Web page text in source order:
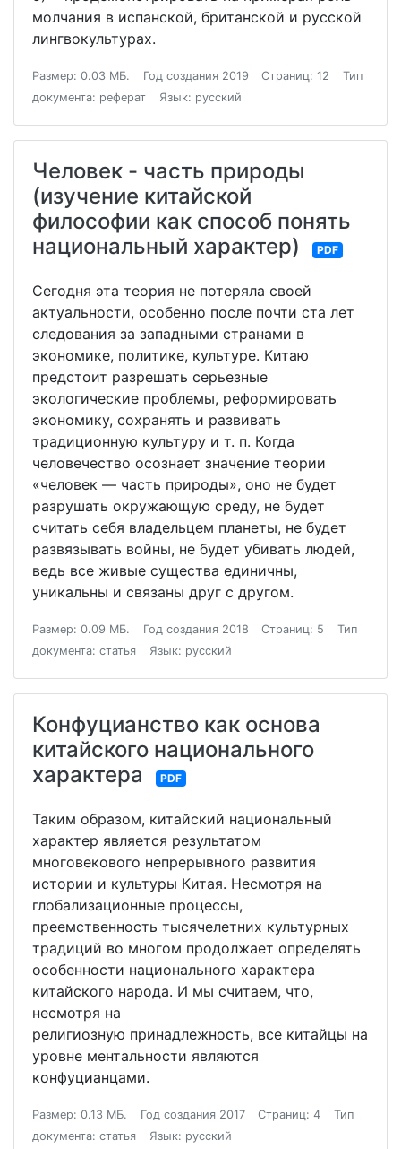
молчания в испанской, британской и русской
лингвокультурах.
Размер: 0.03 МБ. Год создания 2019 Страниц: 12
Тип
документа: реферат
Язык: русский
Человек - часть природы
(изучение китайской
философии как способ понять
национальный характер)
PDF
Сегодня эта теория не потеряла своей
актуальности, особенно после почти ста лет
следования за западными странами в
экономике, политике, культуре. Китаю
предстоит разрешать серьезные
экологические проблемы, реформировать
экономику, сохранять и развивать
традиционную культуру и т. п. Когда
человечество осознает значение теории
«человек — часть природы», оно не будет
разрушать окружающую среду, не будет
считать себя владельцем планеты, не будет
развязывать войны, не будет убивать людей,
ведь все живые существа единичны,
уникальны и связаны друг с другом.
Размер: 0.09 МБ. Год создания 2018 Страниц: 5
Тип
документа: статья
Язык: русский
Конфуцианство как основа
китайского национального
характера
PDF
Таким образом, китайский национальный
характер является результатом
многовекового непрерывного развития
истории и культуры Китая. Несмотря на
глобализационные процессы,
преемственность тысячелетних культурных
традиций во многом продолжает определять
особенности национального характера
китайского народа. И мы считаем, что,
несмотря на
религиозную принадлежность, все китайцы на
уровне ментальности являются
конфуцианцами.
Размер: 0.13 МБ. Год создания 2017 Страниц: 4
Тип
документа: статья
Язык: русский